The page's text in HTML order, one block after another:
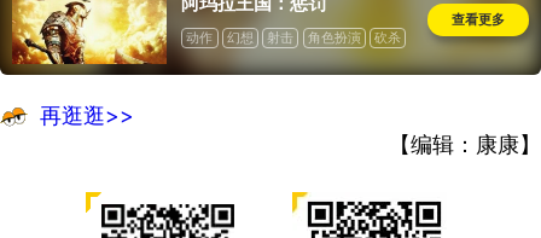
动作 幻想 射击 角色扮演 砍杀
查看更多
再逛逛>>
【编辑：康康】